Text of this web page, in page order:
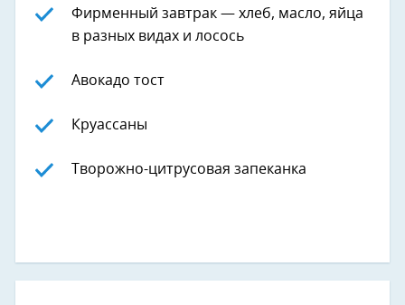
Фирменный завтрак — хлеб, масло, яйца
в разных видах и лосось
Авокадо тост
Круассаны
Творожно-цитрусовая запеканка